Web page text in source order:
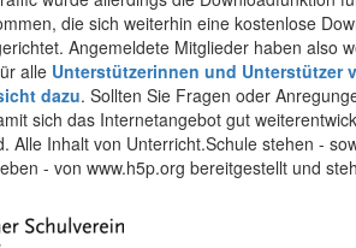
die sich weiterhin eine kostenlose
Angemeldete Mitglieder haben also
alle Unterstützerinnen und Unterstützer
dazu. Sollten Sie Fragen oder
sich das Internetangebot gut
Inhalt von Unterricht.Schule stehen -
- von www.h5p.org bereitgestellt und